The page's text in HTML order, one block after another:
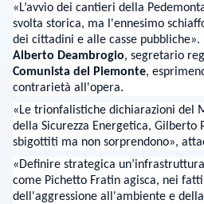
«L’avvio dei cantieri della
svolta storica, ma l'ennesimo
dei cittadini e alle casse
Alberto Deambrogio, segretario
Comunista del Piemonte,
contrarietà all'opera.
«Le trionfalistiche dichiarazioni del
della Sicurezza Energetica, Gilberto
sbigottiti ma non sorprendono»,
«Definire strategica
come Pichetto Fratin agisca, nei
dell'aggressione all'ambiente e